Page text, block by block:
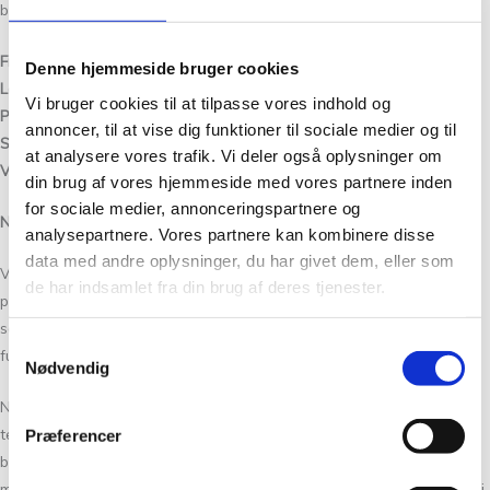
Denne hjemmeside bruger cookies
Vi bruger cookies til at tilpasse vores indhold og
annoncer, til at vise dig funktioner til sociale medier og til
at analysere vores trafik. Vi deler også oplysninger om
din brug af vores hjemmeside med vores partnere inden
for sociale medier, annonceringspartnere og
analysepartnere. Vores partnere kan kombinere disse
data med andre oplysninger, du har givet dem, eller som
de har indsamlet fra din brug af deres tjenester.
Nødvendig
Præferencer
brugervenligt tøj med lang levetid.
Fiberindhold: 100% uld
Løbelængde:
Pindestørrelse:2,5-3,5
Strikkefasthed:
26-24 m = 10 cm
Vaskeanvisning:
Uldprogram eller håndvask.
Norsk Uld
Vi er særligt glade for den norske uld. Det, der kendetegner det, er
primært spændstighed og elasticitet. Vi spinder det som kartet garn,
som bliver dejligt let og luftigt. Tøjet har den perfekte balance mellem
funktionalitet og komfort – de er lette, varme og holdbare.
Norsk uld er blandt verdens mest miljøvenlige
tekstilfibre. Produktionen af norsk uld overgår sædvanlig
bæredygtighedstankegang, når det kommer til at minimere